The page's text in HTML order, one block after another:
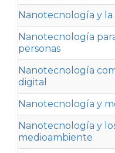
Nanotecnología y
Nanotecnología
personas
Nanotecnología
digital
Nanotecnología y
Nanotecnología y
medioambiente